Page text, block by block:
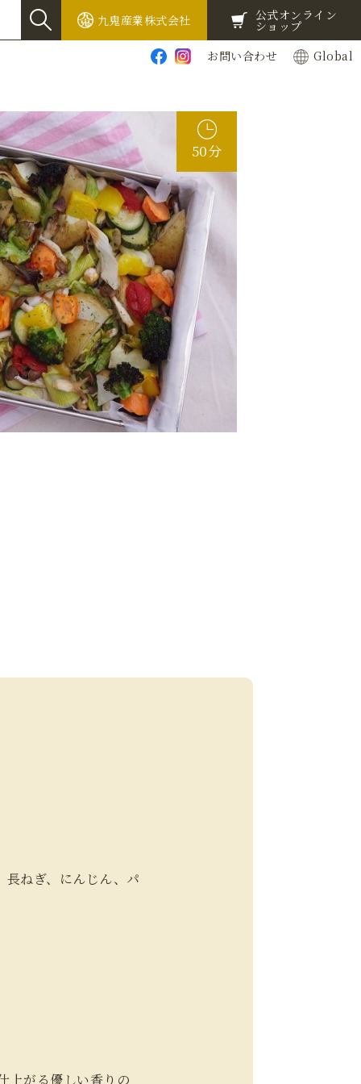
九鬼産業株式会社 公式オンライン
ショップ
お問い合わせ
Global
50分
ねぎ、にんじん、パ
上がる優しい香りの